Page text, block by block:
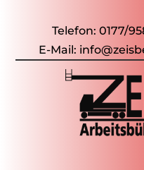
Telefon: 0177/
E-Mail: